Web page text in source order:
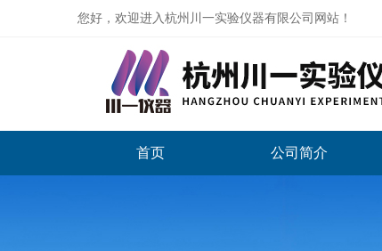
您好，欢迎进入杭州川一实验仪器有限公司网站！
首页 公司简介